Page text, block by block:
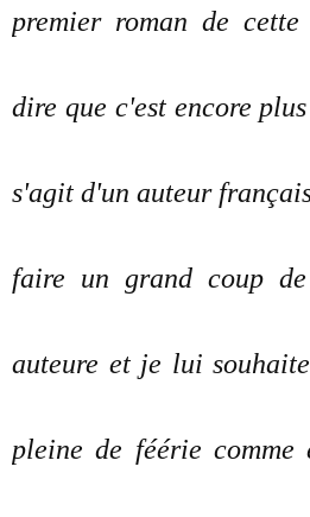
premier roman de
dire que c'est encore
s'agit d'un auteur
faire un grand coup
auteure et je lui
pleine de féérie